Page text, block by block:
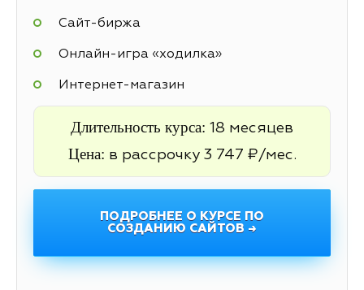
Cайт-биржа
Онлайн-игра «ходилка»
Интернет-магазин
Длительность курса: 18 месяцев
Цена: в рассрочку 3 747 ₽/мес.
ПОДРОБНЕЕ О КУРСЕ ПО
СОЗДАНИЮ САЙТОВ →